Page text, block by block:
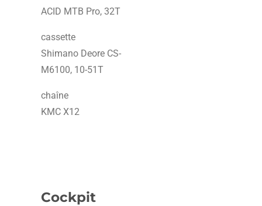
ACID MTB Pro, 32T
cassette
Shimano Deore CS-
M6100, 10-51T
chaîne
KMC X12
Cockpit